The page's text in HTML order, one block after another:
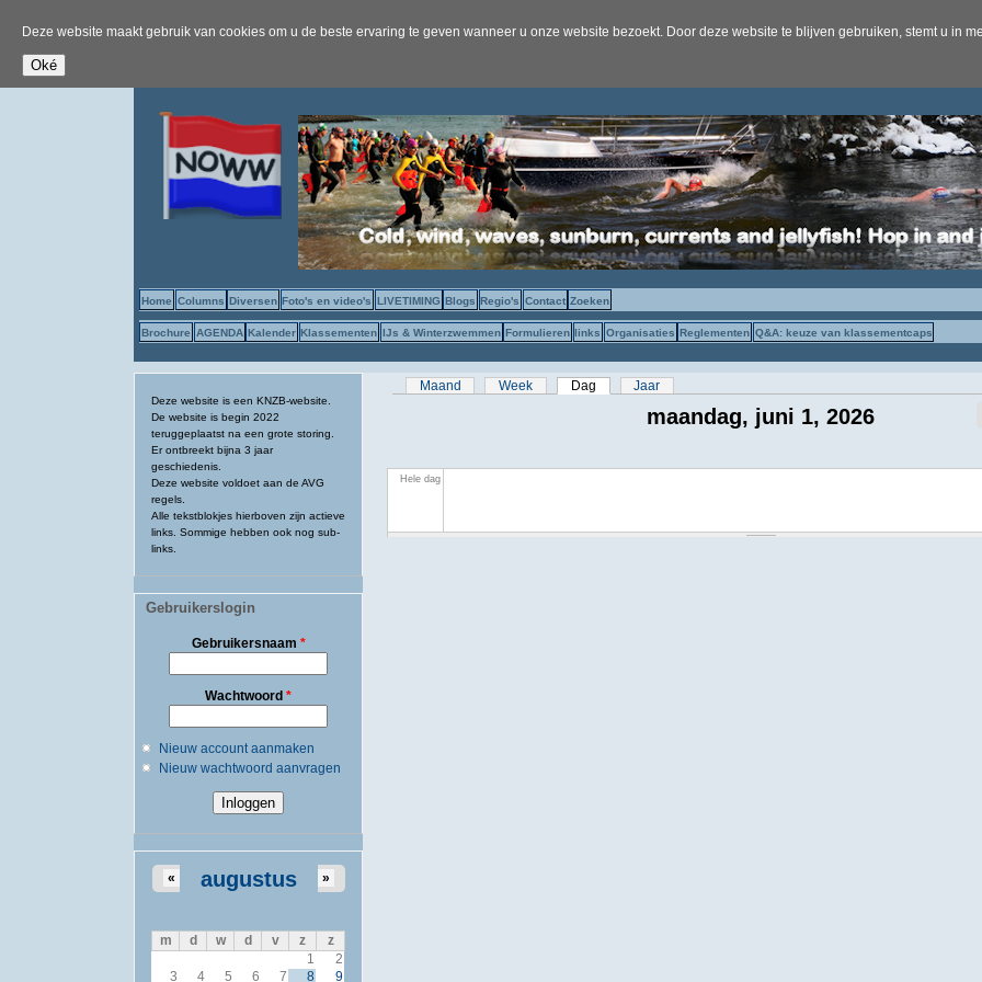
Deze website maakt gebruik van cookies om u de beste ervaring te geven wanneer u onze website bezoekt. Door deze website te blijven gebruiken, stemt u in
Home Columns Diversen Foto's en video's LIVETIMING Blogs Regio's Contact Zoeken
Brochure AGENDA Kalender Klassementen IJs & Winterzwemmen Formulieren links Organisaties Reglementen Q&A: keuze van klassementcaps
Deze website is een KNZB-website.
De website is begin 2022
teruggeplaatst na een grote storing.
Er ontbreekt bijna 3 jaar
geschiedenis.
Deze website voldoet aan de AVG
regels.
Alle tekstblokjes hierboven zijn actieve
links. Sommige hebben ook nog sub-
links.
Gebruikerslogin
Gebruikersnaam *
Wachtwoord *
Nieuw account aanmaken
Nieuw wachtwoord aanvragen
augustus
« »
m d w d v z
z
1
2
3
4 5 6 7 8
9
Primaire tabs
Maand Week Dag (actieve tabblad)
Jaar
maandag, juni 1, 2026
Hele dag